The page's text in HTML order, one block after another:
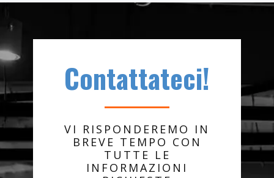
Contattateci!
VI RISPONDEREMO IN
BREVE TEMPO CON
TUTTE LE
INFORMAZIONI